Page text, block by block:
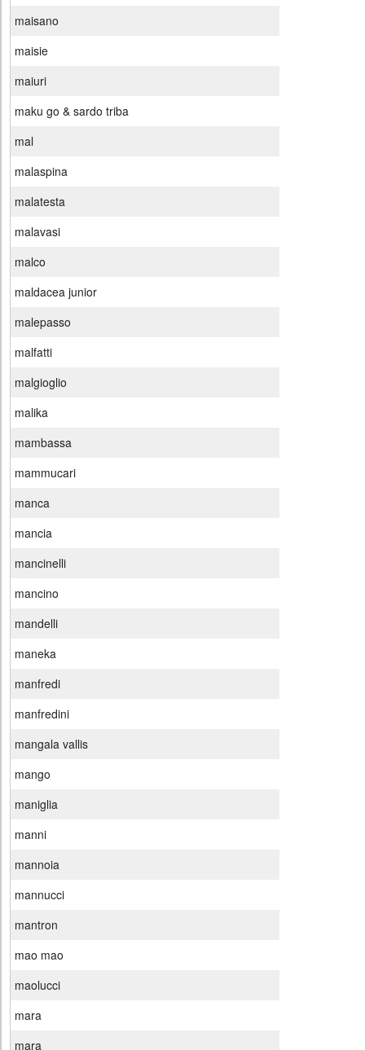
maisano
maisie
maiuri
maku go & sardo triba
mal
malaspina
malatesta
malavasi
malco
maldacea junior
malepasso
malfatti
malgioglio
malika
mambassa
mammucari
manca
mancia
mancinelli
mancino
mandelli
maneka
manfredi
manfredini
mangala vallis
mango
maniglia
manni
mannoia
mannucci
mantron
mao mao
maolucci
mara
mara